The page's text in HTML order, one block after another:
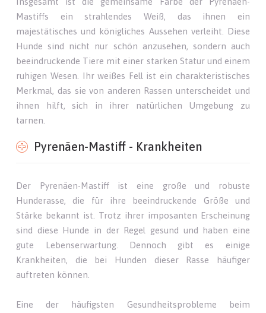
Mastiffs ein strahlendes Weiß, das ihnen ein
majestätisches und königliches Aussehen verleiht. Diese
Hunde sind nicht nur schön anzusehen, sondern auch
beeindruckende Tiere mit einer starken Statur und einem
ruhigen Wesen. Ihr weißes Fell ist ein charakteristisches
Merkmal, das sie von anderen Rassen unterscheidet und
ihnen hilft, sich in ihrer natürlichen Umgebung zu
tarnen.
Pyrenäen-Mastiff - Krankheiten
Der Pyrenäen-Mastiff ist eine große und robuste
Hunderasse, die für ihre beeindruckende Größe und
Stärke bekannt ist. Trotz ihrer imposanten Erscheinung
sind diese Hunde in der Regel gesund und haben eine
gute Lebenserwartung. Dennoch gibt es einige
Krankheiten, die bei Hunden dieser Rasse häufiger
auftreten können.
Eine der häufigsten Gesundheitsprobleme beim